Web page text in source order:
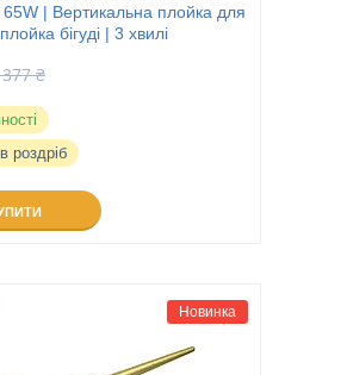
| Вертикальна плойка для
бігуді | 3 хвилі
₴
роздріб
Новинка